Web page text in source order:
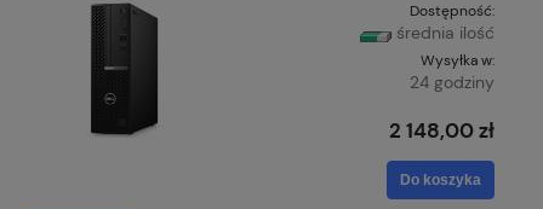
Dostępność:
średnia ilość
Wysyłka w:
24 godziny
2 148,00 zł
Do koszyka